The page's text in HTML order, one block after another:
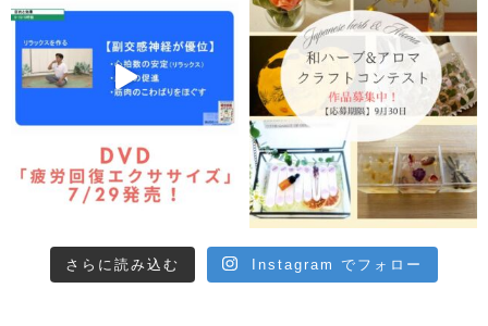
さらに読み込む Instagram でフォロー